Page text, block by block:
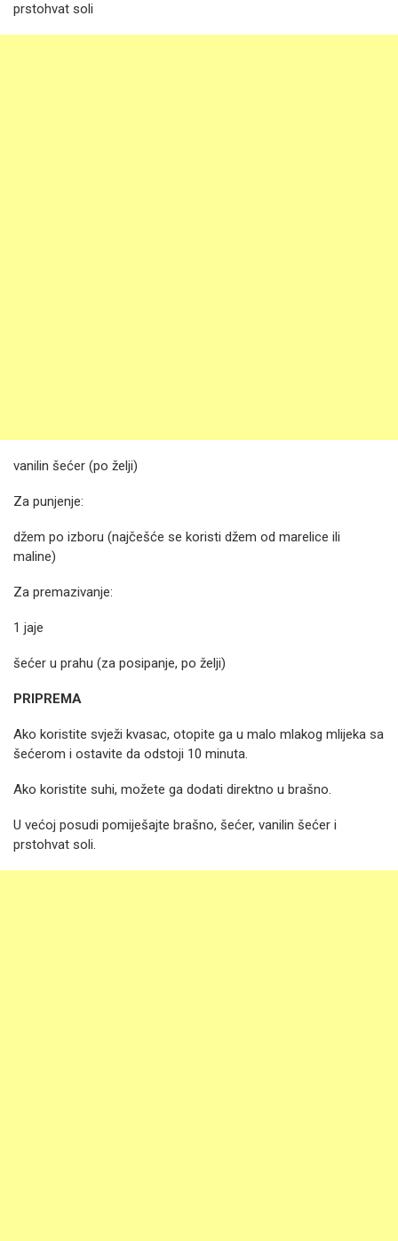
prstohvat soli
vanilin šećer (po želji)
Za punjenje:
džem po izboru (najčešće se koristi džem od marelice ili
maline)
Za premazivanje:
1 jaje
šećer u prahu (za posipanje, po želji)
PRIPREMA
Ako koristite svježi kvasac, otopite ga u malo mlakog mlijeka sa
šećerom i ostavite da odstoji 10 minuta.
Ako koristite suhi, možete ga dodati direktno u brašno.
U većoj posudi pomiješajte brašno, šećer, vanilin šećer i
prstohvat soli.